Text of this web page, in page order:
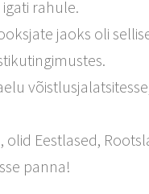
rahule.
jaoks oli
Eestlased,
panna!